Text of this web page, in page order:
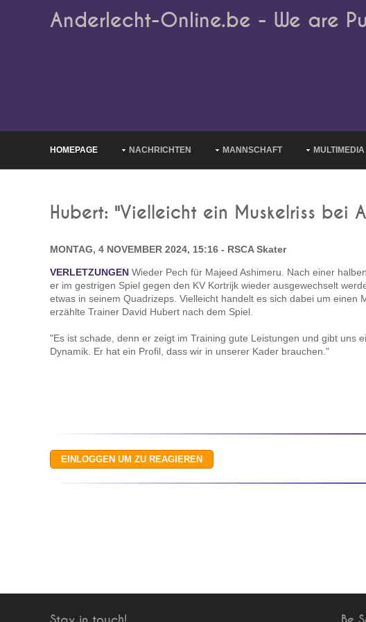
Anderlecht-Online.be - We are
HOMEPAGE NACHRICHTEN MANNSCHAFT MULTIMEDIA
Hubert: "Vielleicht ein Muskelriss bei
MONTAG, 4 NOVEMBER 2024, 15:16 - RSCA Skater
VERLETZUNGEN Wieder Pech für Majeed Ashimeru. Nach einer
er im gestrigen Spiel gegen den KV Kortrijk wieder ausgewechselt
etwas in seinem Quadrizeps. Vielleicht handelt es sich dabei um einen
erzählte Trainer David Hubert nach dem Spiel.
"Es ist schade, denn er zeigt im Training gute Leistungen und gibt uns
Dynamik. Er hat ein Profil, dass wir in unserer Kader brauchen."